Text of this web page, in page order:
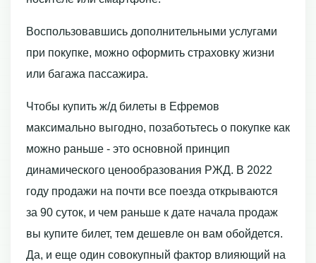
Воспользовавшись дополнительными услугами
при покупке, можно оформить страховку жизни
или багажа пассажира.
Чтобы купить ж/д билеты в Ефремов
максимально выгодно, позаботьтесь о покупке как
можно раньше - это основной принцип
динамического ценообразования РЖД. В 2022
году продажи на почти все поезда открываются
за 90 суток, и чем раньше к дате начала продаж
вы купите билет, тем дешевле он вам обойдется.
Да, и еще один совокупный фактор влияющий на